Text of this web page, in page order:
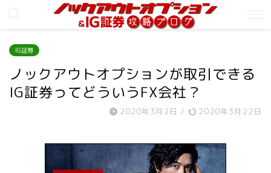
IG証券
ノックアウトオプションが取引できる
IG証券ってどういうFX会社？
2020年3月2日 / 2020年3月22日